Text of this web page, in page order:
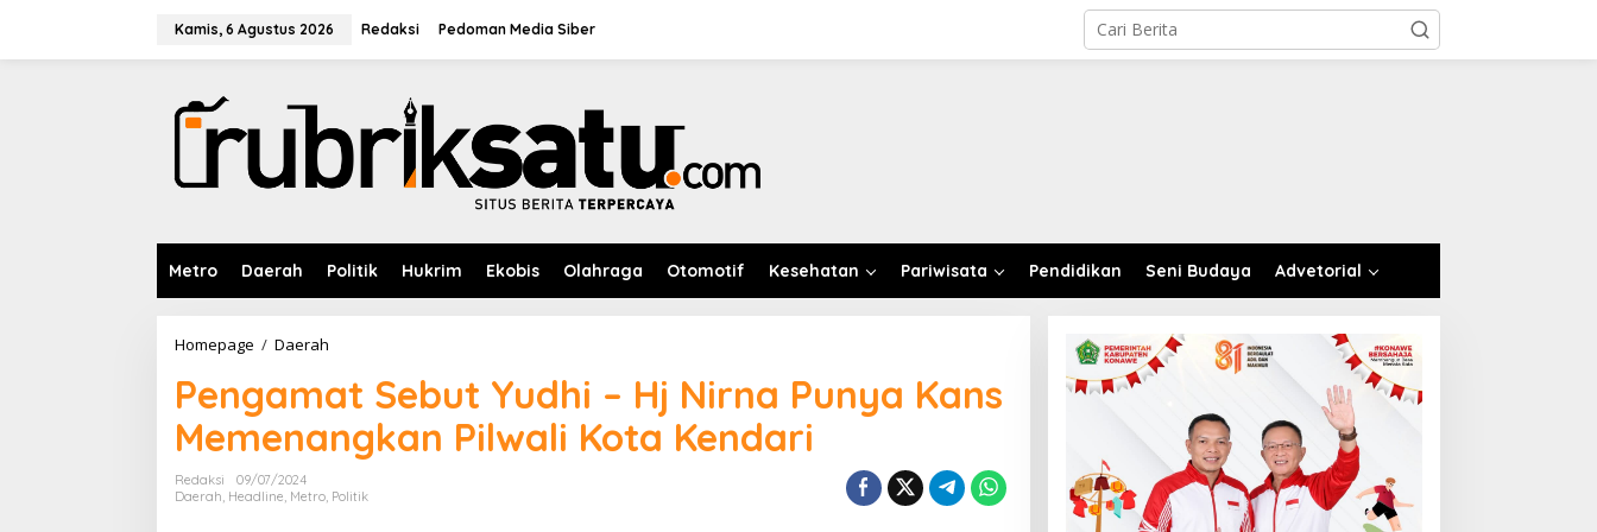
Kamis, 6 Agustus 2026 Redaksi Pedoman Media Siber
Metro Daerah Politik Hukrim Ekobis Olahraga Otomotif Kesehatan Pariwisata Pendidikan Seni Budaya Advetorial
Homepage / Daerah
n
g
a
m
t
Pengamat Sebut Yudhi – Hj Nirna Punya Kans
Memenangkan Pilwali Kota Kendari
Redaksi
09/07/2024
Daerah Headline Metro Politik